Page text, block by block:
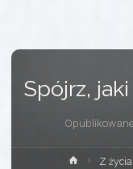
Spójrz,
StronaZ życia